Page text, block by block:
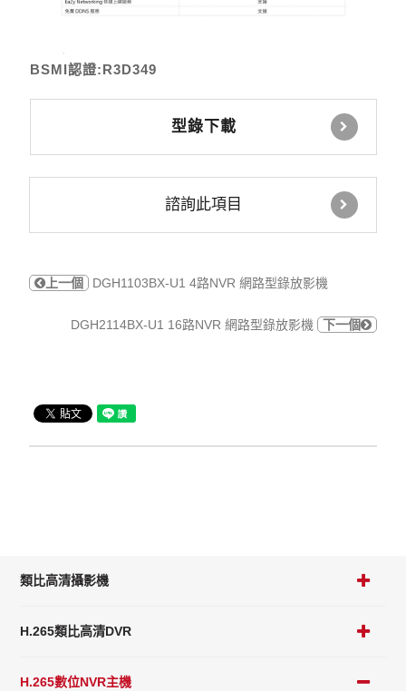
類比高清攝影機
H.265類比高清DVR
H.265數位NVR主機
BSMI認證:R3D349
型錄下載
諮詢此項目
上一個 DGH1103BX-U1 4路NVR 網路型錄放影機
DGH2114BX-U1 16路NVR 網路型錄放影機 下一個